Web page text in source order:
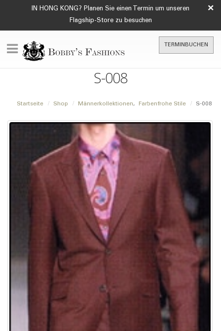
IN HONG KONG? Planen Sie einen Termin um unseren
Flagship-Store zu besuchen
×
TERMINBUCHEN
S-008
Startseite Shop Männerkollektionen, Farbenfrohe Stile S-008